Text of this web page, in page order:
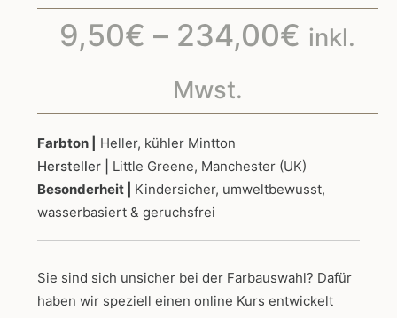
9,50€ – 234,00€ inkl.
Mwst.
Farbton |
Heller, kühler Mintton
Hersteller | Little Greene, Manchester (UK)
Besonderheit | Kindersicher, umweltbewusst,
wasserbasiert & geruchsfrei
Sie sind sich unsicher bei der Farbauswahl? Dafür
haben wir speziell einen online Kurs entwickelt